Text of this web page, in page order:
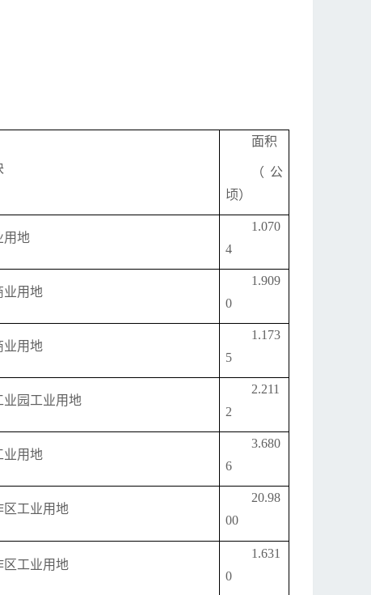
面积
（公
顷）
用地
1.070
4
业用地
1.909
0
业用地
1.173
5
业园工业用地
2.211
2
业用地
3.680
6
区工业用地
20.98
00
区工业用地
1.631
0